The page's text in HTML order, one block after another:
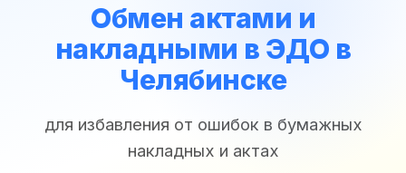
Обмен актами и
накладными в ЭДО в
Челябинске
для избавления от ошибок в бумажных
накладных и актах